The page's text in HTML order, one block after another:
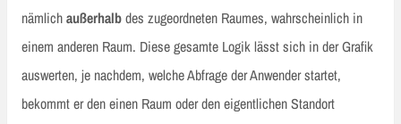
nämlichaußerhalbdes zugeordneten Raumes, wahrscheinlich in
einem anderen Raum. Diese gesamte Logik lässt sich in der Grafik
auswerten, je nachdem, welche Abfrage der Anwender startet,
bekommt er den einen Raum oder den eigentlichen Standort